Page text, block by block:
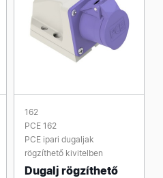
162
PCE 162
PCE ipari dugaljak
rögzíthető kivitelben
Dugalj rögzíthető